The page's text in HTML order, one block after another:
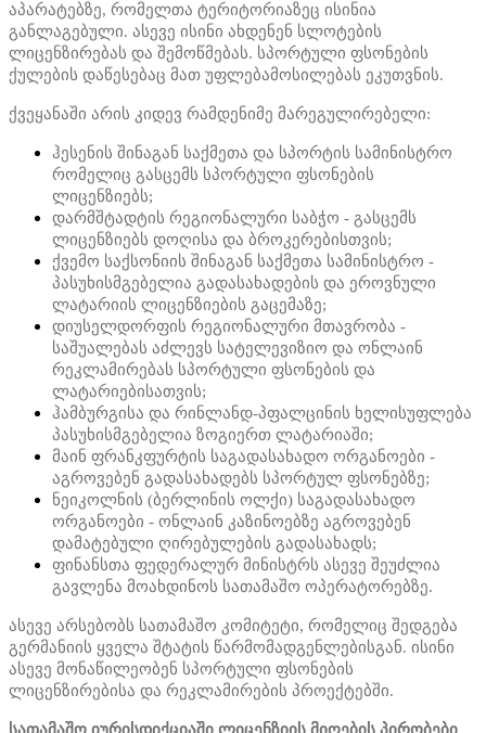
აპარატებზე, რომელთა ტერიტორიაზეც ისინია
განლაგებული. ასევე ისინი ახდენენ სლოტების
ლიცენზირებას და შემოწმებას. სპორტული ფსონების
ქულების დაწესებაც მათ უფლებამოსილებას ეკუთვნის.
ქვეყანაში არის კიდევ რამდენიმე მარეგულირებელი:
ჰესენის შინაგან საქმეთა და სპორტის სამინისტრო
რომელიც გასცემს სპორტული ფსონების
ლიცენზიებს;
დარმშტადტის რეგიონალური საბჭო - გასცემს
ლიცენზიებს დოღისა და ბროკერებისთვის;
ქვემო საქსონიის შინაგან საქმეთა სამინისტრო -
პასუხისმგებელია გადასახადების და ეროვნული
ლატარიის ლიცენზიების გაცემაზე;
დიუსელდორფის რეგიონალური მთავრობა -
საშუალებას აძლევს სატელევიზიო და ონლაინ
რეკლამირებას სპორტული ფსონების და
ლატარიებისათვის;
ჰამბურგისა და რინლანდ-პფალცინის ხელისუფლება
პასუხისმგებელია ზოგიერთ ლატარიაში;
მაინ ფრანკფურტის საგადასახადო ორგანოები -
აგროვებენ გადასახადებს სპორტულ ფსონებზე;
ნეიკოლნის (ბერლინის ოლქი) საგადასახადო
ორგანოები - ონლაინ კაზინოებზე აგროვებენ
დამატებული ღირებულების გადასახადს;
ფინანსთა ფედერალურ მინისტრს ასევე შეუძლია
გავლენა მოახდინოს სათამაშო ოპერატორებზე.
ასევე არსებობს სათამაშო კომიტეტი, რომელიც შედგება
გერმანიის ყველა შტატის წარმომადგენლებისგან. ისინი
ასევე მონაწილეობენ სპორტული ფსონების
ლიცენზირებისა და რეკლამირების პროექტებში.